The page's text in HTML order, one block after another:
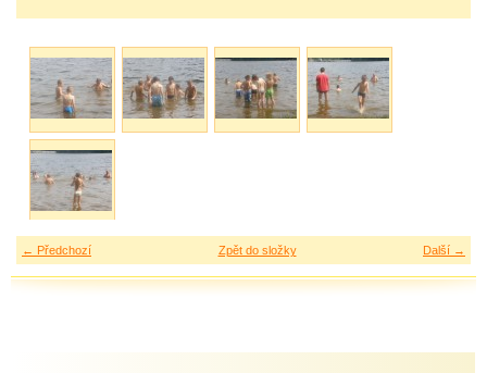
← Předchozí Další →
Zpět do složky